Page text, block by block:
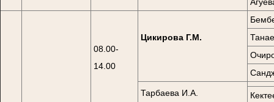
08.00-
14.00
Цикирова Г.М.
Тарбаева И.А.